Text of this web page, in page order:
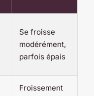
Se froisse
modérément,
parfois épais
Froissement